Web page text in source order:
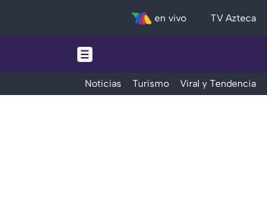
en vivo TV Azteca
Noticias Turismo Viral y Tendencia